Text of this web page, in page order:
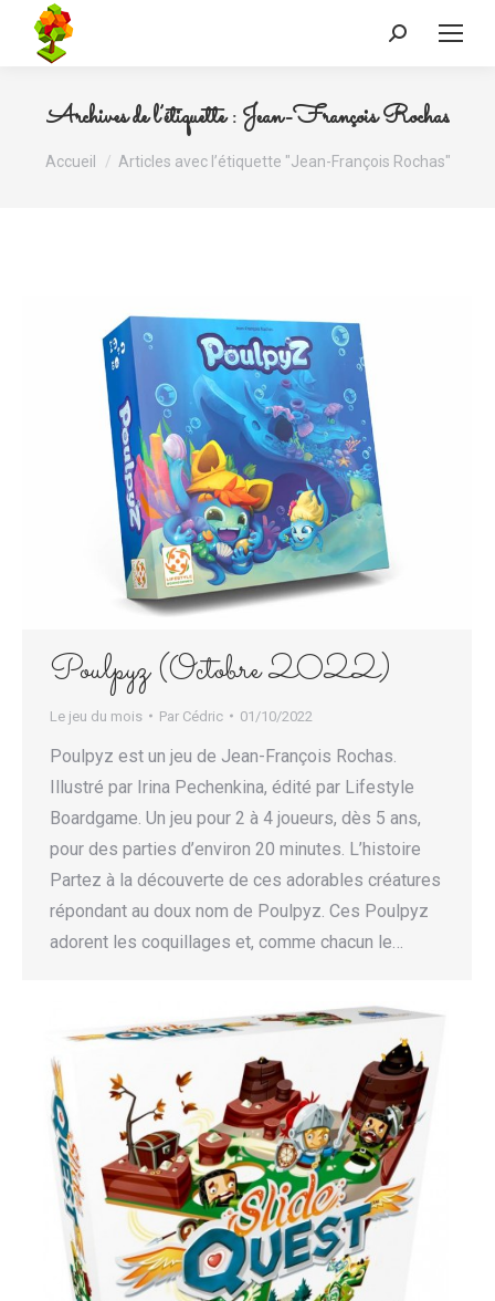
Recherche
Archives de l’étiquette :Jean-François Rochas
Vous êtes ici :
Accueil Articles avec l’étiquette "Jean-François Rochas"
Poulpyz (Octobre 2022)
Le jeu du mois Par Cédric 01/10/2022
Poulpyz est un jeu de Jean-François Rochas.
Illustré par Irina Pechenkina, édité par Lifestyle
Boardgame. Un jeu pour 2 à 4 joueurs, dès 5 ans,
pour des parties d’environ 20 minutes. L’histoire
Partez à la découverte de ces adorables créatures
répondant au doux nom de Poulpyz. Ces Poulpyz
adorent les coquillages et, comme chacun le…